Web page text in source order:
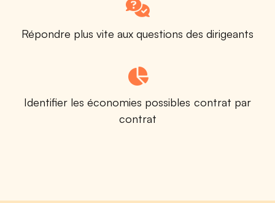
Répondre plus vite aux questions des dirigeants
Identifier les économies possibles contrat par
contrat